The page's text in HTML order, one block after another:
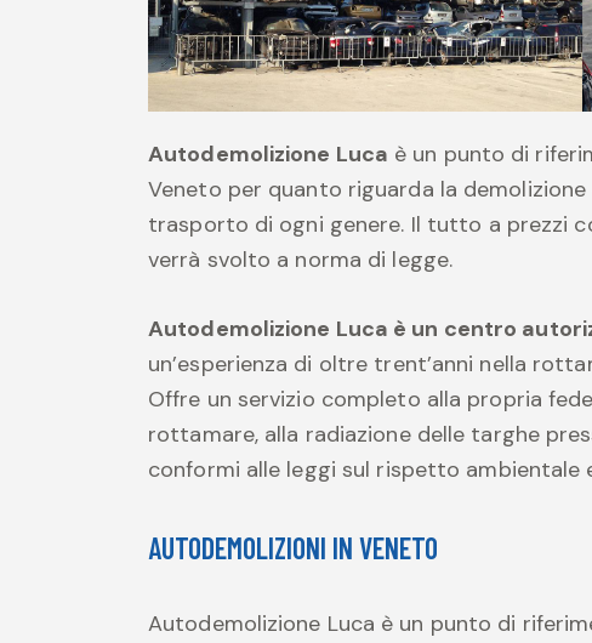
Autodemolizione Luca è un punto di
Veneto per quanto riguarda la
trasporto di ogni genere. Il tutto a prezzi
verrà svolto a norma di legge.
Autodemolizione Luca è un centro
un’esperienza di oltre trent’anni nella
Offre un servizio completo alla propria
rottamare, alla radiazione delle targhe
conformi alle leggi sul rispetto ambientale
AUTODEMOLIZIONI IN VENETO
Autodemolizione Luca è un punto di